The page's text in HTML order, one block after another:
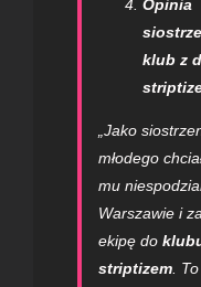
Opinia
klub z
„Jako
młodego
mu
Warszawie i
ekipę do
striptizem .